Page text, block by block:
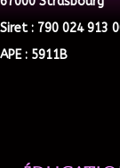
Siret : 790 024 913
APE : 5911B